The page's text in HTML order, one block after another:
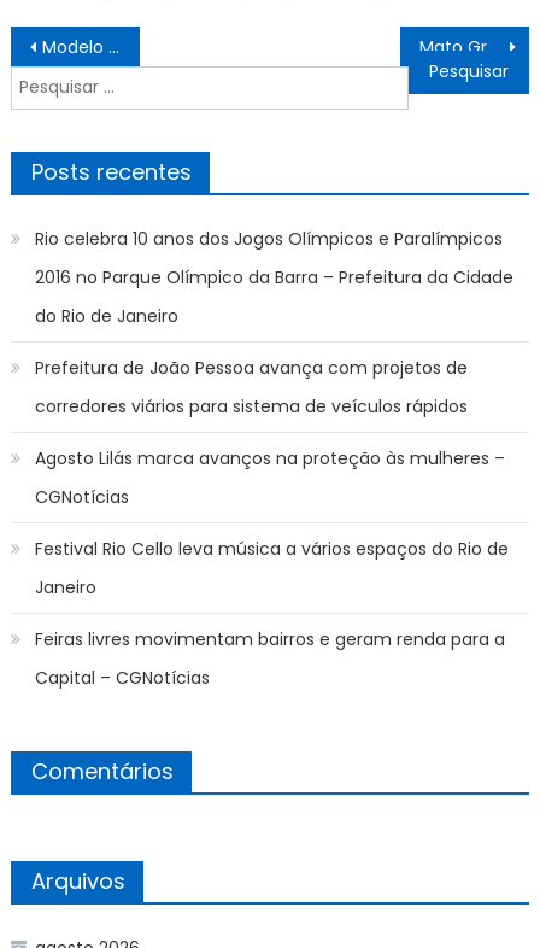
Navegação
de
Post
Modelo de gestão da Farmácia Municipal de Bonito atrai visita de equipe de Miranda – Prefeitura Municipal de Bonito
Mato Grosso do Sul registra queda nos principais indicadores criminais entre janeiro e maio – Agência de Noticias do Governo de Mato Grosso do Sul
Pesquisar
por:
Posts recentes
Rio celebra 10 anos dos Jogos Olímpicos e Paralímpicos
2016 no Parque Olímpico da Barra – Prefeitura da Cidade
do Rio de Janeiro
Prefeitura de João Pessoa avança com projetos de
corredores viários para sistema de veículos rápidos
Agosto Lilás marca avanços na proteção às mulheres –
CGNotícias
Festival Rio Cello leva música a vários espaços do Rio de
Janeiro
Feiras livres movimentam bairros e geram renda para a
Capital – CGNotícias
Comentários
Arquivos